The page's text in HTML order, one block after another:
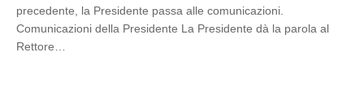
precedente, la Presidente passa alle comunicazioni.
Comunicazioni della Presidente La Presidente dà la parola al
Rettore…